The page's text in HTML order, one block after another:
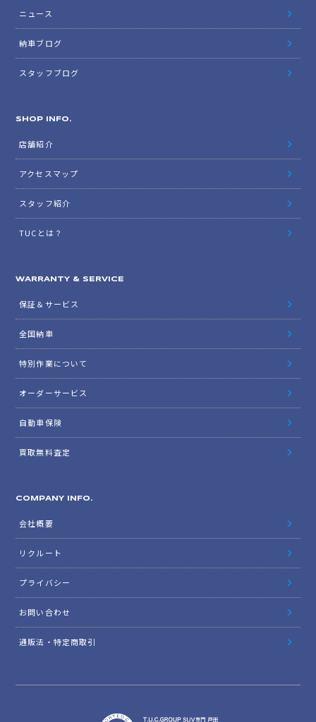
ニュース
納車ブログ
スタッフブログ
SHOP INFO.
店舗紹介
アクセスマップ
スタッフ紹介
TUCとは？
WARRANTY & SERVICE
保証＆サービス
全国納車
特別作業について
オーダーサービス
自動車保険
買取無料査定
COMPANY INFO.
会社概要
リクルート
プライバシー
お問い合わせ
通販法・特定商取引